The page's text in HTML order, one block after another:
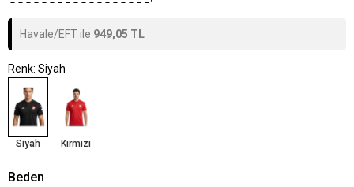
Havale/EFT ile 949,05 TL
Renk: Siyah
Siyah Kırmızı
Beden